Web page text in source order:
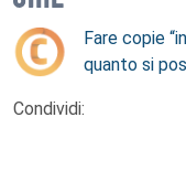
Fare copie
quanto si
Condividi: